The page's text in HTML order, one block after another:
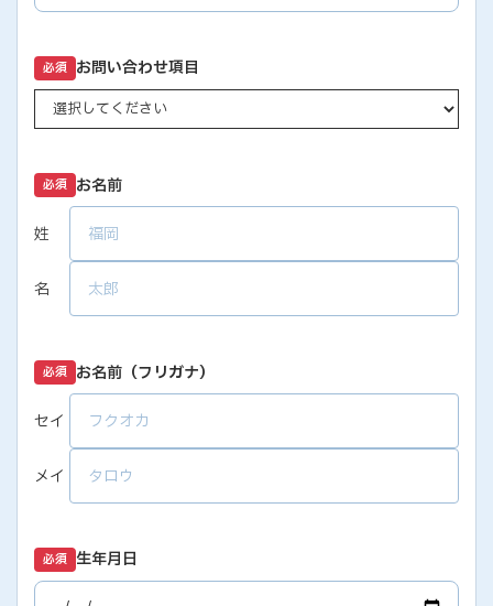
必須 お問い合わせ項目
必須 お名前
姓
名
必須 お名前（フリガナ）
セイ
メイ
必須 生年月日